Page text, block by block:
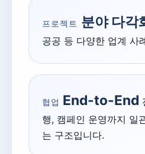
프로젝트 분야 다각
공공 등 다양한 업계 사
협업 End-to-End
행, 캠페인 운영까지 일
는 구조입니다.